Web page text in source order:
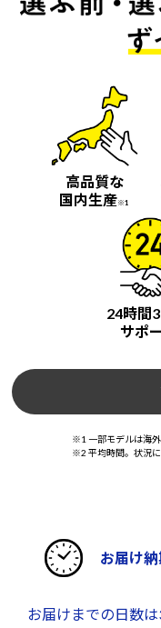
高品質な
国内生産※1
24時間
サポ
※1 一部モデルは海外
※2 平均時間。状況に
お届け
お届けまでの日数